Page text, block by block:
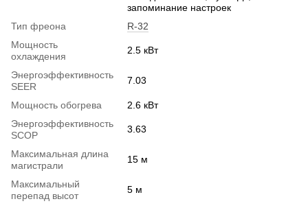
запоминание настроек
Тип фреона
R-32
Мощность
охлаждения
2.5 кВт
Энергоэффективность
SEER
7.03
Мощность обогрева
2.6 кВт
Энергоэффективность
SCOP
3.63
Максимальная длина
магистрали
15 м
Максимальный
перепад высот
5 м